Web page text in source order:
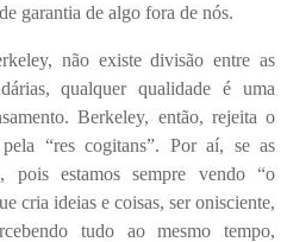
garantia de algo fora de nós.
não existe divisão entre as
qualquer qualidade é uma
Berkeley, então, rejeita o
“res cogitans”. Por aí, se as
pois estamos sempre vendo “o
cria ideias e coisas, ser onisciente,
tudo ao mesmo tempo,